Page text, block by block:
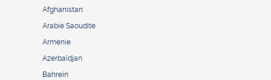
Afghanistan
Arabie Saoudite
Arménie
Azerbaïdjan
Bahreïn